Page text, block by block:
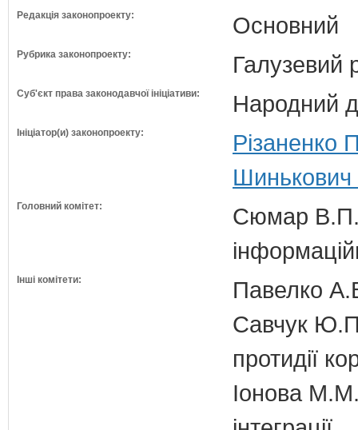
Редакція законопроекту: Основний
Рубрика законопроекту: Галузевий
Суб'єкт права законодавчої ініціативи: Народний
Ініціатор(и) законопроекту:
Різаненко
Шинькович
Головний комітет:
Сюмар В.П.
Інші комітети:
Павелко
Савчук Ю.П.
протидії
Іонова М.М.